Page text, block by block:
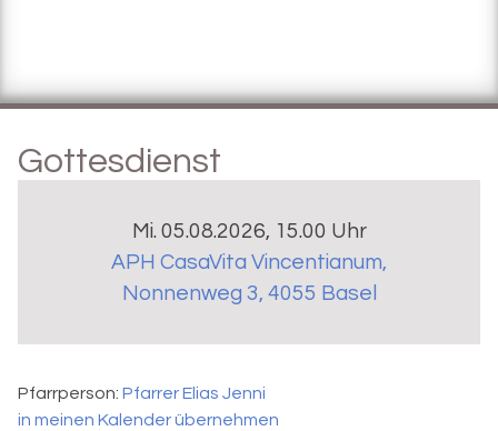
Gottesdienst
Mi. 05.08.2026, 15.00 Uhr
APH CasaVita Vincentianum,
Nonnenweg 3, 4055 Basel
Pfarrperson: Pfarrer Elias Jenni
in meinen Kalender übernehmen